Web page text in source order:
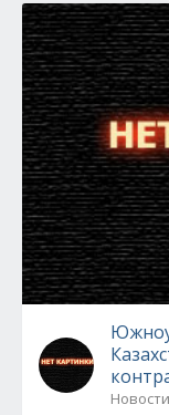
Новости